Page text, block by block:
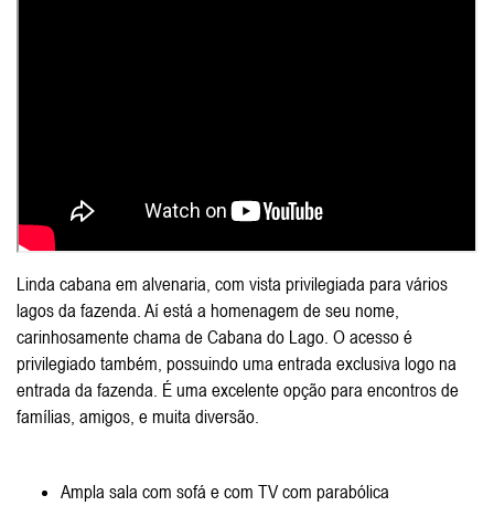
Linda cabana em alvenaria, com vista privilegiada para vários
lagos da fazenda. Aí está a homenagem de seu nome,
carinhosamente chama de Cabana do Lago. O acesso é
privilegiado também, possuindo uma entrada exclusiva logo na
entrada da fazenda. É uma excelente opção para encontros de
famílias, amigos, e muita diversão.
Ampla sala com sofá e com TV com parabólica